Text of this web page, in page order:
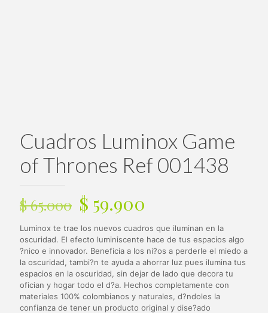
Cuadros Luminox Game
of Thrones Ref 001438
$65.000 El
precio
original
era:
$ 65.000.
$ 59.900
precio
actual
es:
$ 59.900.
Luminox te trae los nuevos cuadros que iluminan en la
oscuridad. El efecto luminiscente hace de tus espacios algo
?nico e innovador. Beneficia a los ni?os a perderle el miedo a
la oscuridad, tambi?n te ayuda a ahorrar luz pues ilumina tus
espacios en la oscuridad, sin dejar de lado que decora tu
ofician y hogar todo el d?a. Hechos completamente con
materiales 100% colombianos y naturales, d?ndoles la
confianza de tener un producto original y dise?ado